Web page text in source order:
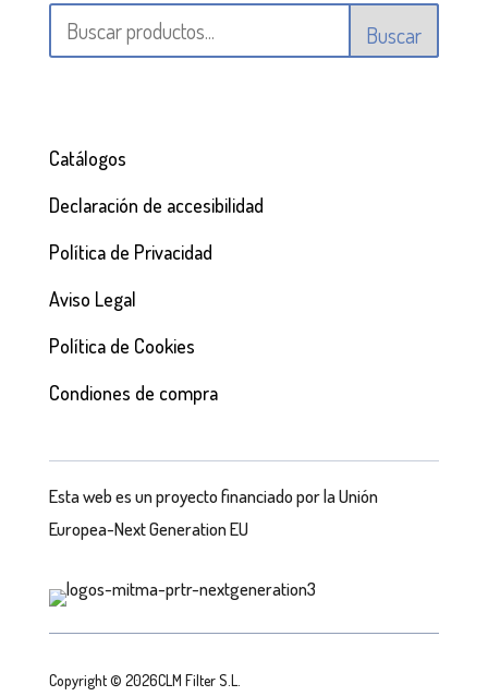
Buscar
Catálogos
Declaración de accesibilidad
Política de Privacidad
Aviso Legal
Política de Cookies
Condiones de compra
Esta web es un proyecto financiado por la Unión
Europea-Next Generation EU
Copyright © 2026CLM Filter S.L.